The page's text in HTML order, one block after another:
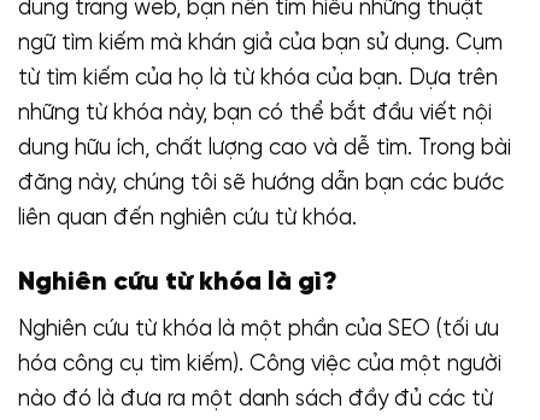
dung trang web, bạn nên tìm hiểu những thuật
ngữ tìm kiếm mà khán giả của bạn sử dụng. Cụm
từ tìm kiếm của họ là từ khóa của bạn. Dựa trên
những từ khóa này, bạn có thể bắt đầu viết nội
dung hữu ích, chất lượng cao và dễ tìm. Trong bài
đăng này, chúng tôi sẽ hướng dẫn bạn các bước
liên quan đến nghiên cứu từ khóa.
Nghiên cứu từ khóa là gì?
Nghiên cứu từ khóa là một phần của SEO (tối ưu
hóa công cụ tìm kiếm). Công việc của một người
nào đó là đưa ra một danh sách đầy đủ các từ